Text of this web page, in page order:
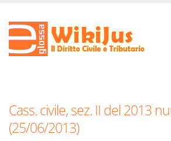
Cass. civile, sez. II del 2013
(25/06/2013)